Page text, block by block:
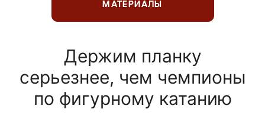
МАТЕРИАЛЫ
Держим планку
серьезнее, чем чемпионы
по фигурному катанию